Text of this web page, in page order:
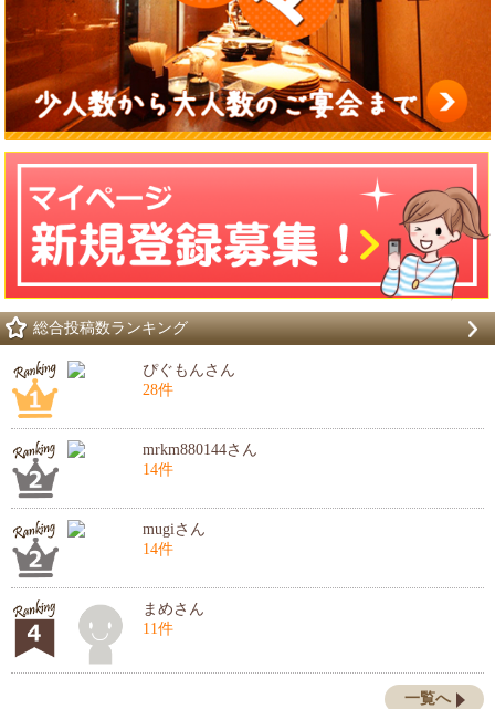
総合投稿数ランキング
ぴぐもんさん
28件
mrkm880144さん
14件
mugiさん
14件
まめさん
11件
一覧へ